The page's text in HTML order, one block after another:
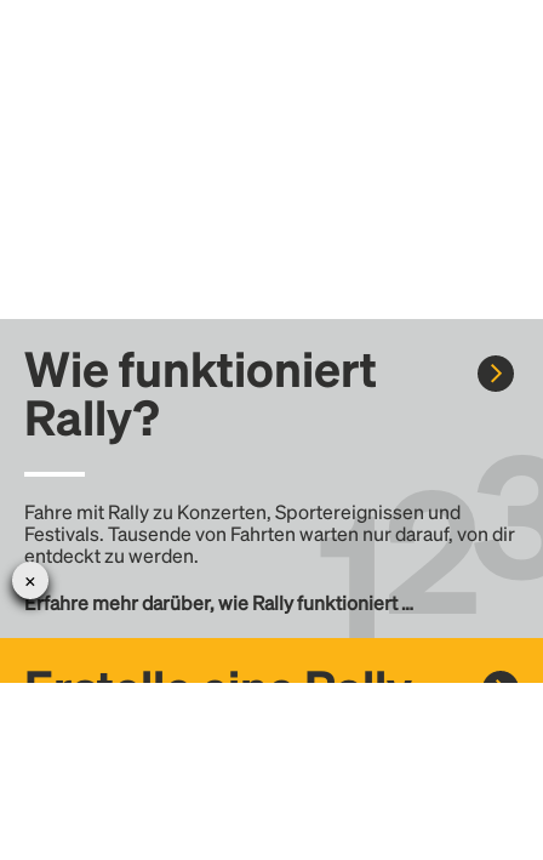
Wie funktioniert
Rally?
Fahre mit Rally zu Konzerten, Sportereignissen und
Festivals. Tausende von Fahrten warten nur darauf, von dir
entdeckt zu werden.
Erfahre mehr darüber, wie Rally funktioniert …
Erstelle eine Rally